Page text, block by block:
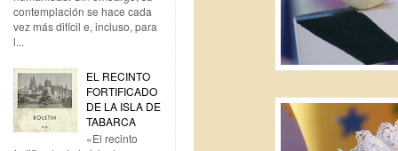
contemplación se hace cada
vez más difícil e, incluso, para
l...
EL RECINTO
FORTIFICADO
DE LA ISLA DE
TABARCA
«El recinto